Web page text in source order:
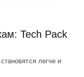
Tech Pack
легче и